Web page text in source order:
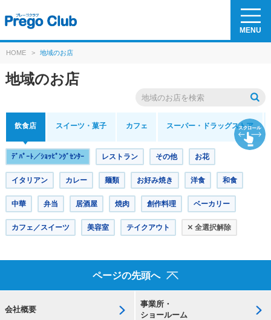
MENU
HOME > 地域のお店
地域のお店
飲食店 スイーツ ・菓子 カフェ スーパー・ ドラッグストア
ﾃﾞﾊﾟｰﾄ／ｼｮｯﾋﾟﾝｸﾞｾﾝﾀｰ レストラン その他 お花
イタリアン カレー 麺類 お好み焼き 洋食 和食
中華 弁当 居酒屋 焼肉 創作料理 ベーカリー
カフェ／スイーツ 美容室 テイクアウト × 全選択解除
ページの先頭へ
会社概要
事業所・
ショールーム